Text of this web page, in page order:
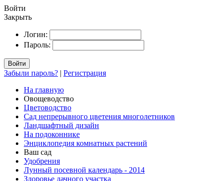
Войти
Закрыть
Логин:
Пароль:
Войти
Забыли пароль? | Регистрация
На главную
Овощеводство
Цветоводство
Сад непрерывного цветения многолетников
Ландшафтный дизайн
На подоконнике
Энциклопедия комнатных растений
Ваш сад
Удобрения
Лунный посевной календарь - 2014
Здоровье дачного участка